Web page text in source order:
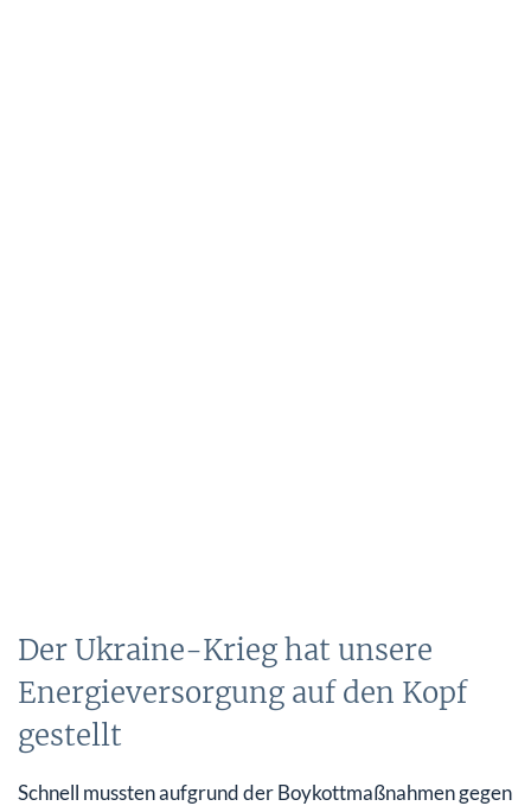
Der Ukraine-Krieg hat unsere
Energieversorgung auf den Kopf
gestellt
Schnell mussten aufgrund der Boykottmaßnahmen gegen